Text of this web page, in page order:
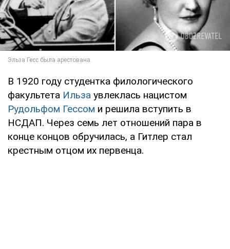
В 1920 году студентка филологического
факультета Ильза увлеклась нацистом
Рудольфом Гессом и решила вступить в
НСДАП. Через семь лет отношений пара в
конце концов обручилась, а Гитлер стал
крестным отцом их первенца.